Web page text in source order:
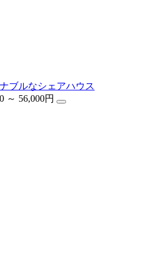
ブルなシェアハウス
～ 56,000円